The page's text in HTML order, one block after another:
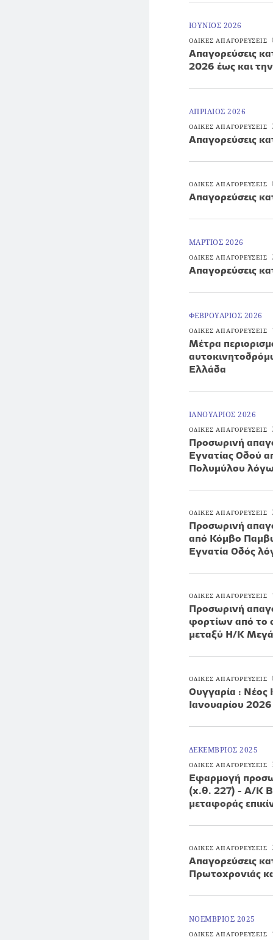
ΙΟΥΝΙΟΣ 2026
ΟΔΙΚΕΣ ΑΠΑΓΟΡΕΥΣΕΙΣ
Απαγορεύσεις
2026 έως και
ΑΠΡΙΛΙΟΣ 2026
ΟΔΙΚΕΣ ΑΠΑΓΟΡΕΥΣΕΙΣ
Απαγορεύσεις
ΟΔΙΚΕΣ ΑΠΑΓΟΡΕΥΣΕΙΣ
Απαγορεύσεις
ΜΑΡΤΙΟΣ 2026
ΟΔΙΚΕΣ ΑΠΑΓΟΡΕΥΣΕΙΣ
Απαγορεύσεις
ΦΕΒΡΟΥΑΡΙΟΣ 2026
ΟΔΙΚΕΣ ΑΠΑΓΟΡΕΥΣΕΙΣ
Μέτρα
Ελλάδα
ΙΑΝΟΥΑΡΙΟΣ 2026
ΟΔΙΚΕΣ ΑΠΑΓΟΡΕΥΣΕΙΣ
Προσωρινή
Εγνατίας Οδού
Πολυμύλου
ΟΔΙΚΕΣ ΑΠΑΓΟΡΕΥΣΕΙΣ
Προσωρινή
από Κόμβο
Εγνατία Οδός
ΟΔΙΚΕΣ ΑΠΑΓΟΡΕΥΣΕΙΣ
Προσωρινή
φορτίων από το
μεταξύ Η/Κ
ΟΔΙΚΕΣ ΑΠΑΓΟΡΕΥΣΕΙΣ
Ουγγαρία : Νέος
Ιανουαρίου 2026
ΔΕΚΕΜΒΡΙΟΣ 2025
ΟΔΙΚΕΣ ΑΠΑΓΟΡΕΥΣΕΙΣ
Εφαρμογή
(χ.θ. 227) - Α/Κ
μεταφοράς
ΟΔΙΚΕΣ ΑΠΑΓΟΡΕΥΣΕΙΣ
Απαγορεύσεις
Πρωτοχρονιάς
ΝΟΕΜΒΡΙΟΣ 2025
ΟΔΙΚΕΣ ΑΠΑΓΟΡΕΥΣΕΙΣ